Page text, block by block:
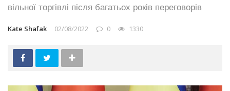
вільної торгівлі після багатьох років переговорів
Kate Shafak 02/08/2022 0 1330